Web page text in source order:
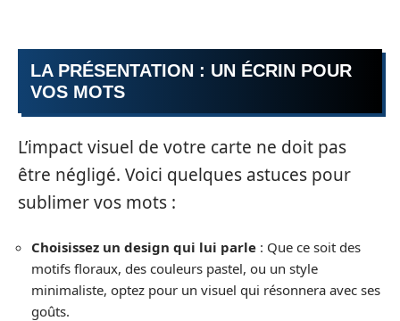
LA PRÉSENTATION : UN ÉCRIN POUR
VOS MOTS
L’impact visuel de votre carte ne doit pas
être négligé. Voici quelques astuces pour
sublimer vos mots :
Choisissez un design qui lui parle : Que ce soit des
motifs floraux, des couleurs pastel, ou un style
minimaliste, optez pour un visuel qui résonnera avec ses
goûts.